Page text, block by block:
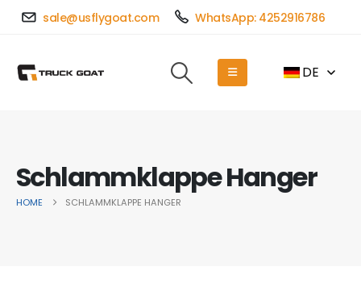
sale@usflygoat.com WhatsApp: 4252916786
DE
Schlammklappe Hanger
HOME SCHLAMMKLAPPE HANGER